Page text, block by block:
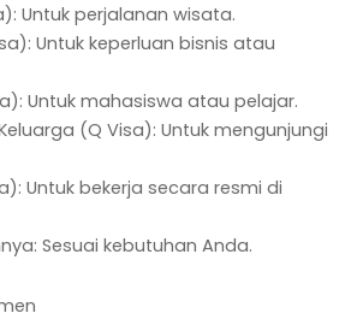
Untuk perjalanan wisata.
Untuk keperluan bisnis atau
Untuk mahasiswa atau pelajar.
(Q Visa): Untuk mengunjungi
Untuk bekerja secara resmi di
Sesuai kebutuhan Anda.